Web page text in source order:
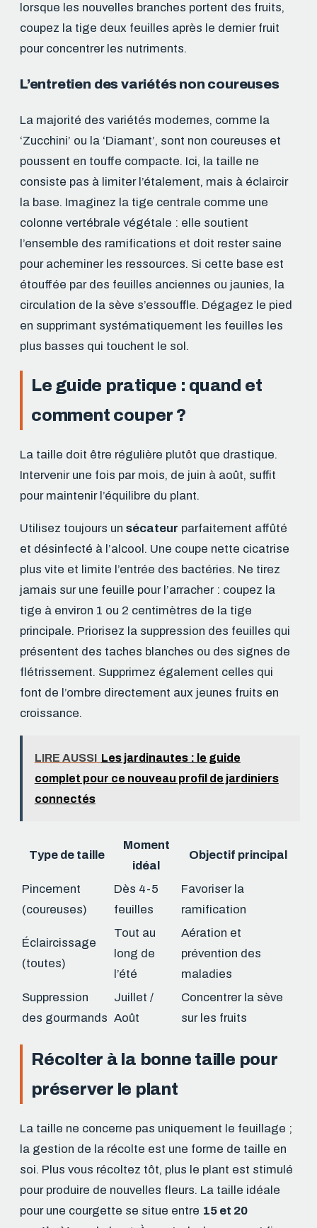
lorsque les nouvelles branches portent des fruits,
coupez la tige deux feuilles après le dernier fruit
pour concentrer les nutriments.
L’entretien des variétés non coureuses
La majorité des variétés modernes, comme la
‘Zucchini’ ou la ‘Diamant’, sont non coureuses et
poussent en touffe compacte. Ici, la taille ne
consiste pas à limiter l’étalement, mais à éclaircir
la base. Imaginez la tige centrale comme une
colonne vertébrale végétale : elle soutient
l’ensemble des ramifications et doit rester saine
pour acheminer les ressources. Si cette base est
étouffée par des feuilles anciennes ou jaunies, la
circulation de la sève s’essouffle. Dégagez le pied
en supprimant systématiquement les feuilles les
plus basses qui touchent le sol.
Le guide pratique : quand et
comment couper ?
La taille doit être régulière plutôt que drastique.
Intervenir une fois par mois, de juin à août, suffit
pour maintenir l’équilibre du plant.
Utilisez toujours un sécateur parfaitement affûté
et désinfecté à l’alcool. Une coupe nette cicatrise
plus vite et limite l’entrée des bactéries. Ne tirez
jamais sur une feuille pour l’arracher : coupez la
tige à environ 1 ou 2 centimètres de la tige
principale. Priorisez la suppression des feuilles qui
présentent des taches blanches ou des signes de
flétrissement. Supprimez également celles qui
font de l’ombre directement aux jeunes fruits en
croissance.
LIRE AUSSI Les jardinautes : le guide
complet pour ce nouveau profil de jardiniers
connectés
Type de taille
Moment
idéal
Objectif principal
Pincement
(coureuses)
Dès 4-5
feuilles
Favoriser la
ramification
Éclaircissage
(toutes)
Tout au
long de
l’été
Aération et
prévention des
maladies
Suppression
des gourmands
Juillet /
Août
Concentrer la sève
sur les fruits
Récolter à la bonne taille pour
préserver le plant
La taille ne concerne pas uniquement le feuillage ;
la gestion de la récolte est une forme de taille en
soi. Plus vous récoltez tôt, plus le plant est stimulé
pour produire de nouvelles fleurs. La taille idéale
pour une courgette se situe entre 15 et 20